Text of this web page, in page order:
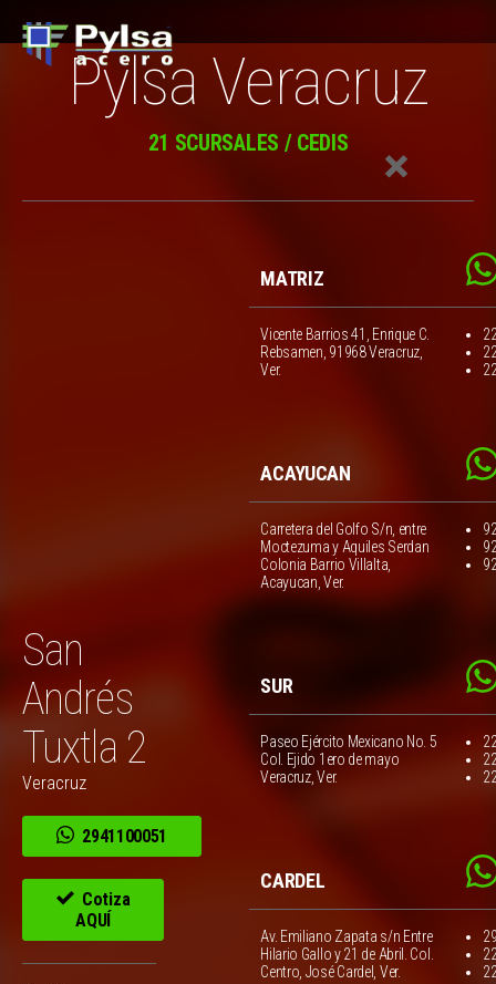
Pylsa Veracruz
21 SCURSALES / CEDIS
San
Andrés
Tuxtla 2
Veracruz
2941100051
Cotiza
AQUÍ
MATRIZ
Vicente Barrios 41, Enrique C.
Rebsamen, 91968 Veracruz,
Ver.
ACAYUCAN
Carretera del Golfo S/n, entre
Moctezuma y Aquiles Serdan
Colonia Barrio Villalta,
Acayucan, Ver.
SUR
Paseo Ejército Mexicano No. 5
Col. Ejido 1ero de mayo
Veracruz, Ver.
CARDEL
Av. Emiliano Zapata s/n Entre
Hilario Gallo y 21 de Abril. Col.
Centro, José Cardel, Ver.